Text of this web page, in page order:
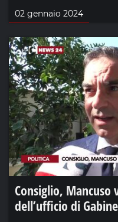
02 gennaio 2024
Consiglio, Mancuso
dell’ufficio di